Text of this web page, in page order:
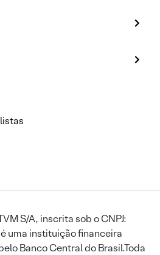
S/A, inscrita sob o CNPJ:
instituição financeira
Banco Central do Brasil.Toda